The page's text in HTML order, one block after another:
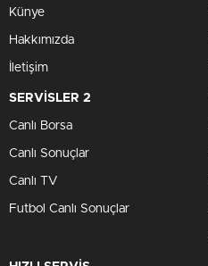
Künye
Hakkımızda
İletişim
SERVİSLER 2
Canlı Borsa
Canlı Sonuçlar
Canlı TV
Futbol Canlı Sonuçlar